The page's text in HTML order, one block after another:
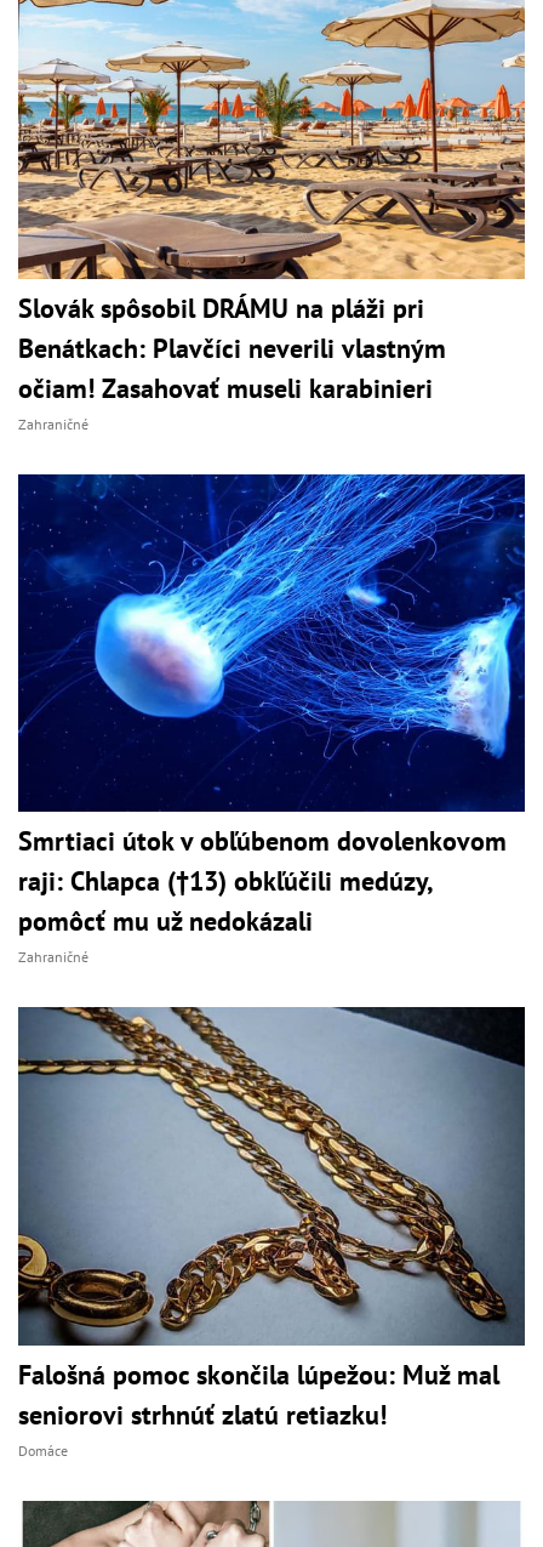
Slovák spôsobil DRÁMU na pláži pri
Benátkach: Plavčíci neverili vlastným
očiam! Zasahovať museli karabinieri
Zahraničné
Smrtiaci útok v obľúbenom dovolenkovom
raji: Chlapca (†13) obkľúčili medúzy,
pomôcť mu už nedokázali
Zahraničné
Falošná pomoc skončila lúpežou: Muž mal
seniorovi strhnúť zlatú retiazku!
Domáce